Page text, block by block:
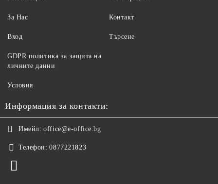
За Нас
Вход
Контакт
Търсене
GDPR политика за защита на
личните данни
Условия
Информация за контакти:
Имейл: office@e-office.bg
Телефон: 0877221823